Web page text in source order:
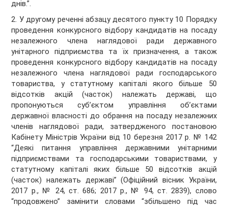
днів.”.
2. У другому реченні абзацу десятого пункту 10 Порядку
проведення конкурсного відбору кандидатів на посаду
незалежного члена наглядової ради державного
унітарного підприємства та їх призначення, а також
проведення конкурсного відбору кандидатів на посаду
незалежного члена наглядової ради господарського
товариства, у статутному капіталі якого більше 50
відсотків акцій (часток) належать державі, що
пропонуються суб’єктом управління об’єктами
державної власності до обрання на посаду незалежних
членів наглядової ради, затвердженого постановою
Кабінету Міністрів України від 10 березня 2017 р. № 142
“Деякі питання управління державними унітарними
підприємствами та господарськими товариствами, у
статутному капіталі яких більше 50 відсотків акцій
(часток) належать державі” (Офіційний вісник України,
2017 р., № 24, ст. 686; 2017 р., № 94, ст. 2839), слово
“продовжено” замінити словами “збільшено під час